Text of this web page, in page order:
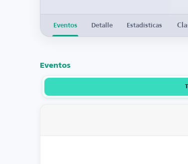
Eventos Detalle Estadísticas
Eventos